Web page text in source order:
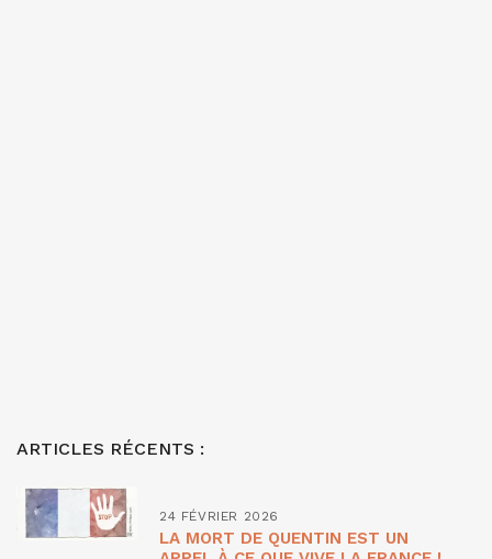
ARTICLES RÉCENTS :
24 FÉVRIER 2026
LA MORT DE QUENTIN EST UN